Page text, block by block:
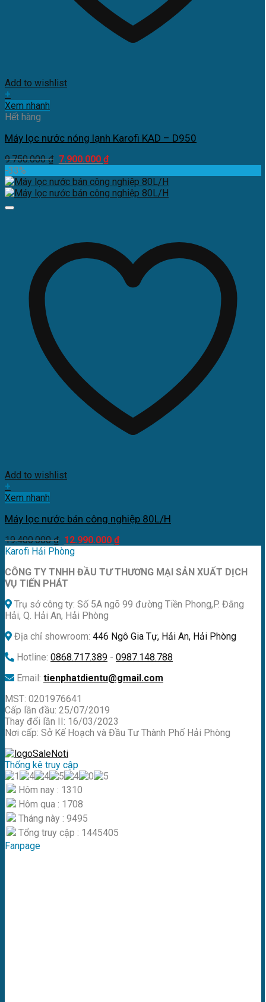
Add to wishlist
+
Xem nhanh
Hết hàng
Máy lọc nước nóng lạnh Karofi KAD – D950
9.750.000₫ Giá
là:
9.750.000 ₫.
7.900.000 ₫Giá
tại
là:
-33%
Add to wishlist
+
Xem nhanh
Máy lọc nước bán công nghiệp 80L/H
19.400.000₫ Giá
gốc
19.400.000 ₫.
12.990.000 ₫Giá
là:
Karofi Hải Phòng
CÔNG TY TNHH ĐẦU TƯ THƯƠNG MẠI SẢN XUẤT DỊCH
VỤ TIẾN PHÁT
Trụ sở công ty: Số 5A ngõ 99 đường Tiền Phong,P. Đằng
Hải, Q. Hải An, Hải Phòng
Địa chỉ showroom: 446 Ngô Gia Tự, Hải An, Hải Phòng
Hotline: 0868.717.389 - 0987.148.788
Email: tienphatdientu@gmail.com
MST: 0201976641
Cấp lần đầu: 25/07/2019
Thay đổi lần II: 16/03/2023
Nơi cấp: Sở Kế Hoạch và Đầu Tư Thành Phố Hải Phòng
Thống kê truy cập
Hôm nay : 1310
Hôm qua : 1708
Tháng này : 9495
Tổng truy cập : 1445405
Fanpage